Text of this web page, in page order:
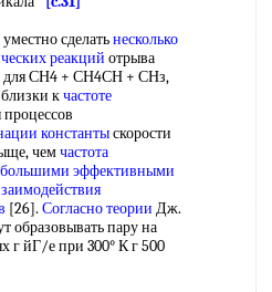
сделатьнесколько
реакций отрыва
для СН4 + СН4СН + СНз,
кчастоте
константыскорости
чемчастота
большими эффективными
[26]. Согласно теории Дж.
пару на
г йГ/е при 300° К г 500